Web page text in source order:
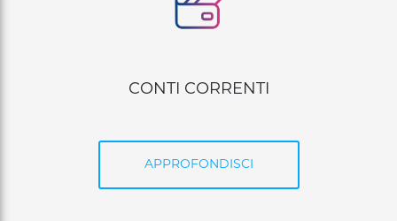
CARTE DI PAGAMENTO
APPROFONDISCI